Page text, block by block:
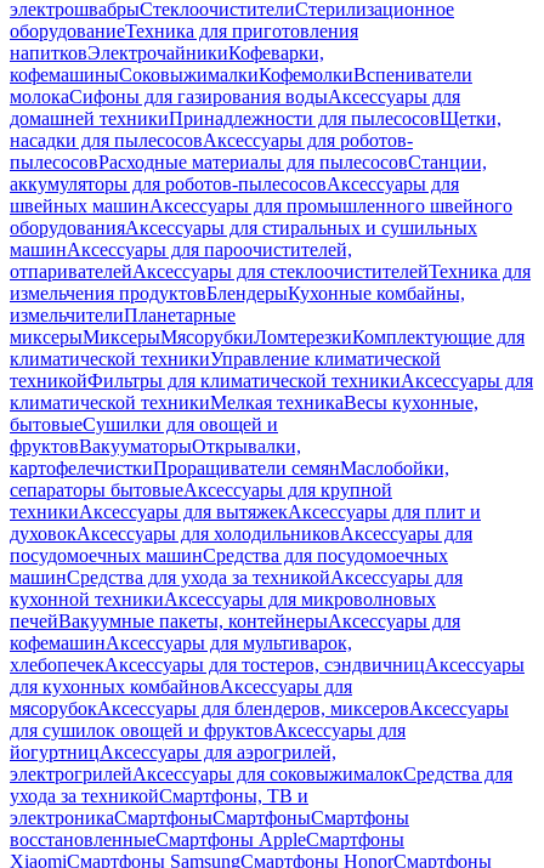
электрошвабрыСтеклоочистителиСтерилизационное
оборудованиеТехника для приготовления
напитковЭлектрочайникиКофеварки,
кофемашиныСоковыжималкиКофемолкиВспениватели
молокаСифоны для газирования водыАксессуары для
домашней техникиПринадлежности для пылесосовЩетки,
насадки для пылесосовАксессуары для роботов-
пылесосовРасходные материалы для пылесосовСтанции,
аккумуляторы для роботов-пылесосовАксессуары для
швейных машинАксессуары для промышленного швейного
оборудованияАксессуары для стиральных и сушильных
машинАксессуары для пароочистителей,
отпаривателейАксессуары для стеклоочистителейТехника для
измельчения продуктовБлендерыКухонные комбайны,
измельчителиПланетарные
миксерыМиксерыМясорубкиЛомтерезкиКомплектующие для
климатической техникиУправление климатической
техникойФильтры для климатической техникиАксессуары для
климатической техникиМелкая техникаВесы кухонные,
бытовыеСушилки для овощей и
фруктовВакууматорыОткрывалки,
картофелечисткиПроращиватели семянМаслобойки,
сепараторы бытовыеАксессуары для крупной
техникиАксессуары для вытяжекАксессуары для плит и
духовокАксессуары для холодильниковАксессуары для
посудомоечных машинСредства для посудомоечных
машинСредства для ухода за техникойАксессуары для
кухонной техникиАксессуары для микроволновых
печейВакуумные пакеты, контейнерыАксессуары для
кофемашинАксессуары для мультиварок,
хлебопечекАксессуары для тостеров, сэндвичницАксессуары
для кухонных комбайновАксессуары для
мясорубокАксессуары для блендеров, миксеровАксессуары
для сушилок овощей и фруктовАксессуары для
йогуртницАксессуары для аэрогрилей,
электрогрилейАксессуары для соковыжималокСредства для
ухода за техникойСмартфоны, ТВ и
электроникаСмартфоныСмартфоныСмартфоны
восстановленныеСмартфоны AppleСмартфоны
XiaomiСмартфоны SamsungСмартфоны HonorСмартфоны